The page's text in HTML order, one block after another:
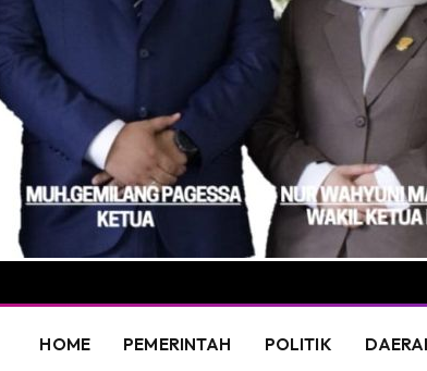
HOME PEMERINTAH POLITIK